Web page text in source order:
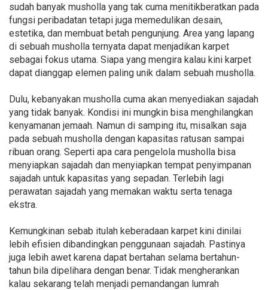
sudah banyak musholla yang tak cuma menitikberatkan pada
fungsi peribadatan tetapi juga memedulikan desain,
estetika, dan membuat betah pengunjung. Area yang lapang
di sebuah musholla ternyata dapat menjadikan karpet
sebagai fokus utama. Siapa yang mengira kalau kini karpet
dapat dianggap elemen paling unik dalam sebuah musholla.
Dulu, kebanyakan musholla cuma akan menyediakan sajadah
yang tidak banyak. Kondisi ini mungkin bisa menghilangkan
kenyamanan jemaah. Namun di samping itu, misalkan saja
pada sebuah musholla dengan kapasitas ratusan sampai
ribuan orang. Seperti apa cara pengelola musholla bisa
menyiapkan sajadah dan menyiapkan tempat penyimpanan
sajadah untuk kapasitas yang sepadan. Terlebih lagi
perawatan sajadah yang memakan waktu serta tenaga
ekstra.
Kemungkinan sebab itulah keberadaan karpet kini dinilai
lebih efisien dibandingkan penggunaan sajadah. Pastinya
juga lebih awet karena dapat bertahan selama bertahun-
tahun bila dipelihara dengan benar. Tidak mengherankan
kalau sekarang telah menjadi pemandangan lumrah